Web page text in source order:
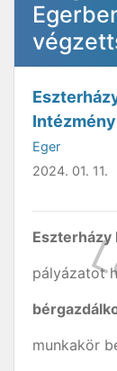
Intézmény
Eger
2024. 01. 11.
Eszterházy
pályázatot
munkakör